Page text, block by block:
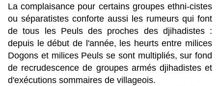
La complaisance pour certains groupes ethni-cistes
ou séparatistes conforte aussi les rumeurs qui font
de tous les Peuls des proches des djihadistes :
depuis le début de l'année, les heurts entre milices
Dogons et milices Peuls se sont multipliés, sur fond
de recrudescence de groupes armés djihadistes et
d'exécutions sommaires de villageois.